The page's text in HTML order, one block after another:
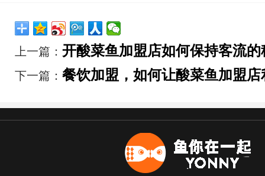
上一篇： 开酸菜鱼加盟店如何保持客流
下一篇： 餐饮加盟，如何让酸菜鱼加盟